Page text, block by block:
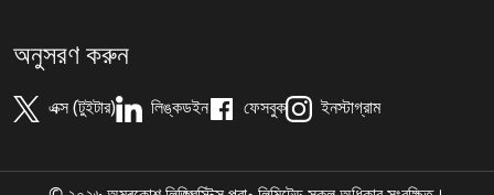
অনুসরণ করুন
এক্স (টুইটার) লিঙ্কডইন ফেসবুক ইনস্টাগ্রাম